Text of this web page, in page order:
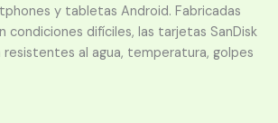
y tabletas Android. Fabricadas
condiciones difíciles, las tarjetas SanDisk
resistentes al agua, temperatura, golpes